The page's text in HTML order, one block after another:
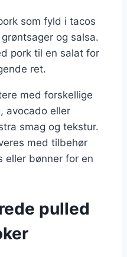
som fyld i tacos
og salsa.
pork til en salat for
ret.
med forskellige
avocado eller
smag og tekstur.
med tilbehør
eller bønner for en
pulled